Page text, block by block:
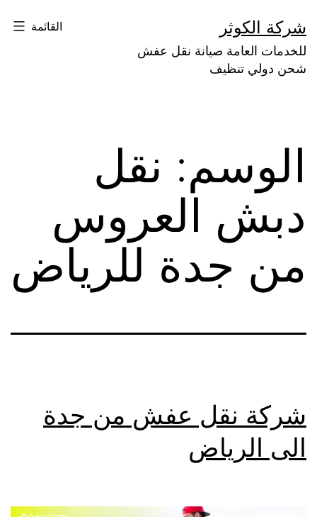
إلى
المحتوى
شركة الكوثر
للخدمات العامة صيانة نقل عفش
شحن دولي تنظيف
القائمة
الوسم: نقل
دبش العروس
من جدة للرياض
شركة نقل عفش من جدة
الى الرياض